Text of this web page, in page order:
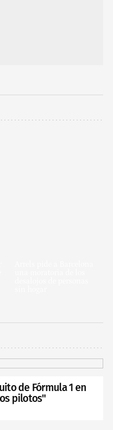
de Fórmula 1 en
pilotos"